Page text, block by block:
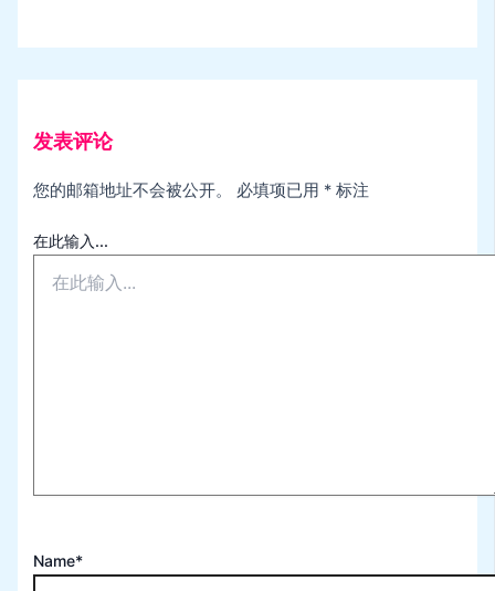
发表评论
您的邮箱地址不会被公开。 必填项已用 * 标注
在此输入...
Name*